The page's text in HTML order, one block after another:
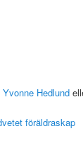
Yvonne Hedlund
föräldraskap